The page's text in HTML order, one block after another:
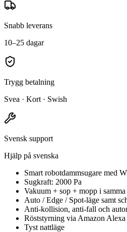
Snabb leverans
10–25 dagar
Trygg betalning
Svea · Kort · Swish
Svensk support
Hjälp på svenska
Smart robotdammsugare med
Sugkraft: 2000 Pa
Vakuum + sop + mopp i samma
Auto / Edge / Spot-läge samt
Anti-kollision, anti-fall och
Röststyrning via Amazon
Tyst nattläge